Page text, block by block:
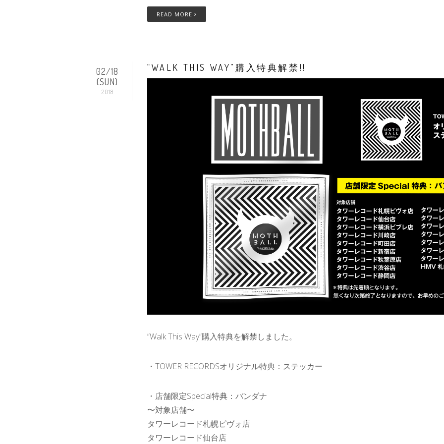
READ MORE
02/18
(SUN)
2018
“WALK THIS WAY”購入特典解禁!!
“Walk This Way”購入特典を解禁しました。
・TOWER RECORDSオリジナル特典：ステッカー
・店舗限定Special特典：バンダナ
〜対象店舗〜
タワーレコード札幌ピヴォ店
タワーレコード仙台店